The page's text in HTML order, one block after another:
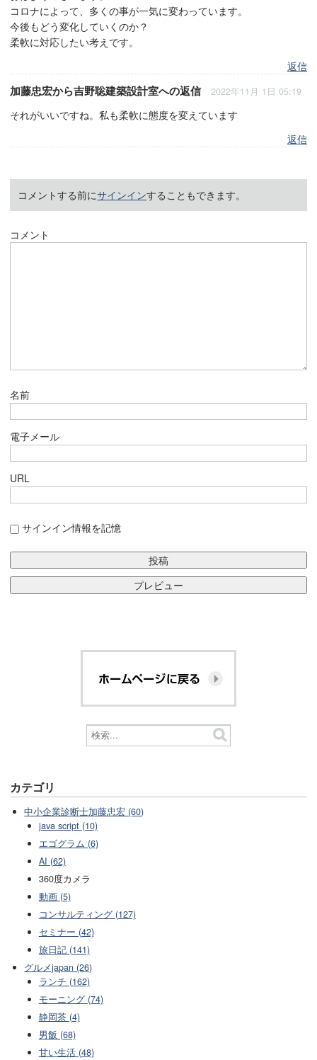
コロナによって、多くの事が一気に変わっています。
今後もどう変化していくのか？
柔軟に対応したい考えです。
返信
加藤忠宏から吉野聡建築設計室への返信 2022年11月 1日 05:19
それがいいですね。私も柔軟に態度を変えています
返信
コメントする前にサインインすることもできます。
コメント
名前
電子メール
URL
サインイン情報を記憶
カテゴリ
中小企業診断士加藤忠宏 (60)
java script (10)
エゴグラム (6)
AI (62)
360度カメラ
動画 (5)
コンサルティング (127)
セミナー (42)
旅日記 (141)
グルメjapan (26)
ランチ (162)
モーニング (74)
静岡茶 (4)
男飯 (68)
甘い生活 (48)